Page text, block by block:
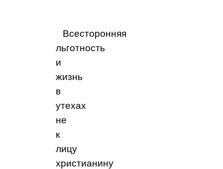
Всесторонняя
льготность
и
жизнь
в
утехах
не
к
лицу
христианину